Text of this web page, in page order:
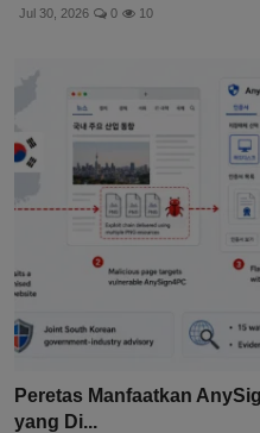
Jul 30, 2026 0 10
Peretas Manfaatkan
yang Di...